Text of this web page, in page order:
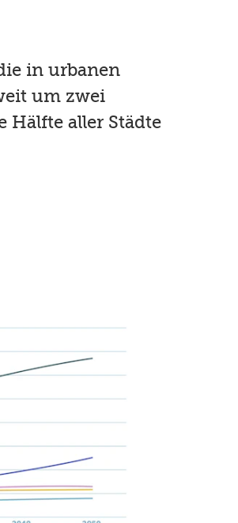
in urbanen
um zwei
Hälfte aller Städte